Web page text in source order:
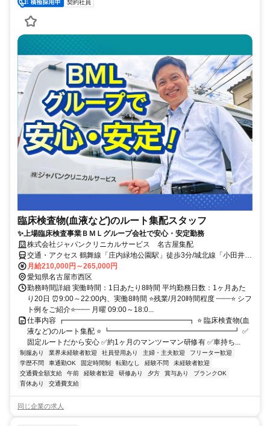
契約社員
臨床検査物(血液など)のルート集配スタッフ
✨上場臨床検査事業ＢＭＬグループ会社で安心・安定勤務
株式会社ジャパンクリニカルサービス 名古屋集配
交通・アクセス 鶴舞線「庄内緑地公園駅」徒歩3分/城北線「小田井
駅」徒歩11分/名鉄犬山線「中小田井駅」徒歩15分
月給210,000円～265,000円
愛知県名古屋市西区
勤務時間詳細 実働時間：1日あたり8時間 平均勤務日数：1ヶ月あた
り20日 ⏰9:00～22:00内、実働8時間 ⭐残業/月20時間程度 ┉┉⭐ シフ
ト例をご紹介⭐┉┉ 月曜 09:00～18:0...
仕事内容 ┏━━━━━━━━━━━━━━━━━┓ ⭐ 臨床検査物(血
液など)のルート集配 ⭐ ┗━━━━━━━━━━━━━━━━━┛ ✅
固定ルートだから安心 ✅約1ヶ月のマンツーマン研修有 ✅車持ち...
制服あり 業界未経験者歓迎 社員登用あり 主婦・主夫歓迎
フリーター歓迎
学歴不問
車通勤OK 固定時間制 転勤なし 経験不問
未経験者歓迎
交通費全額支給
午前 経験者歓迎 研修あり 夕方 賞与あり
ブランクOK
育休あり
交通費支給
同じ企業の求人